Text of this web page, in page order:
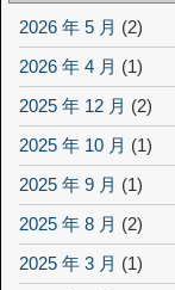
2026 年 5 月 (2)
2026 年 4 月 (1)
2025 年 12 月 (2)
2025 年 10 月 (1)
2025 年 9 月 (1)
2025 年 8 月 (2)
2025 年 3 月 (1)